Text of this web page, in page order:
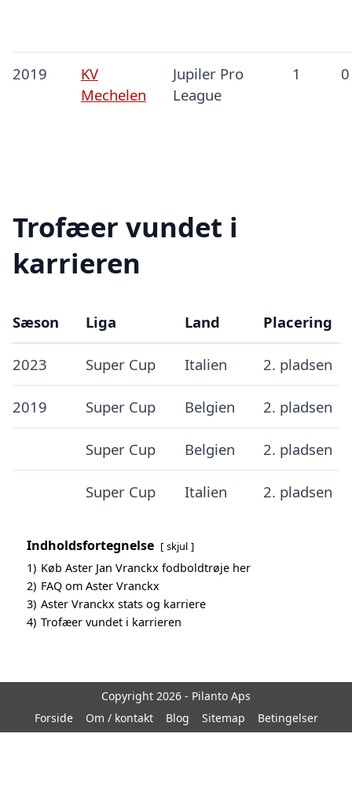
2019
KV
Mechelen
Jupiler Pro
League
1 0
Trofæer vundet i
karrieren
Sæson Liga Land Placering
2023 Super Cup Italien 2. pladsen
2019 Super Cup Belgien 2. pladsen
Super Cup Belgien 2. pladsen
Super Cup Italien 2. pladsen
Indholdsfortegnelse skjul
1) Køb Aster Jan Vranckx fodboldtrøje her
2) FAQ om Aster Vranckx
3) Aster Vranckx stats og karriere
4) Trofæer vundet i karrieren
Copyright 2026 - Pilanto Aps
Forside
Om / kontakt Blog Sitemap Betingelser